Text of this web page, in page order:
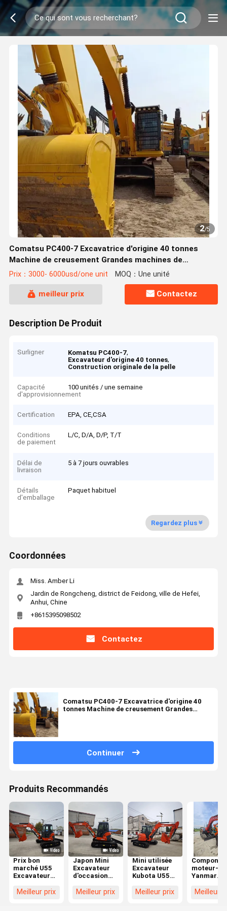
2/5
Comatsu PC400-7 Excavatrice d'origine 40 tonnes
Machine de creusement Grandes machines de
construction
Prix：3000- 6000usd/one unit MOQ：Une unité
meilleur prix Contactez
Description De Produit
Surligner Komatsu PC400-7,
Excavateur d'origine 40 tonnes,
Construction originale de la pelle
Capacité
d'approvisionnement
100 unités / une semaine
Certification EPA, CE,CSA
Conditions
de paiement
L/C, D/A, D/P, T/T
Délai de
livraison
5 à 7 jours ouvrables
Détails
d'emballage
Paquet habituel
Regardez plus
Coordonnées
Miss. Amber Li
Jardin de Rongcheng, district de Feidong, ville de Hefei,
Anhui, Chine
+8615395098502
Contactez
Comatsu PC400-7 Excavatrice d'origine 40
tonnes Machine de creusement Grandes
Continuer
Produits Recommandés
Prix bon
marché U55
Excavateur
Petite pelle de
Meilleur prix
Japon Mini
Excavateur
d'occasion
Kubota U55
Meilleur prix
Mini utilisée
Excavateur
Kubota U55
tonnes
Meilleur prix
moteur-
Yanmar
Japon de
Meilleur